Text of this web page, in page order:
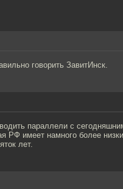
говорить ЗавитИнск.
параллели с
РФ имеет намного более
лет.